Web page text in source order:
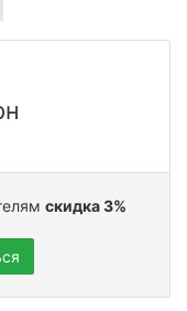
скидка 3%